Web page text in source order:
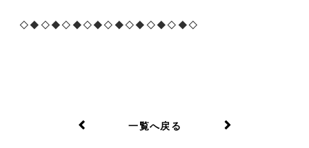
◇◆◇◆◇◆◇◆◇◆◇◆◇◆◇◆◇
一覧へ戻る